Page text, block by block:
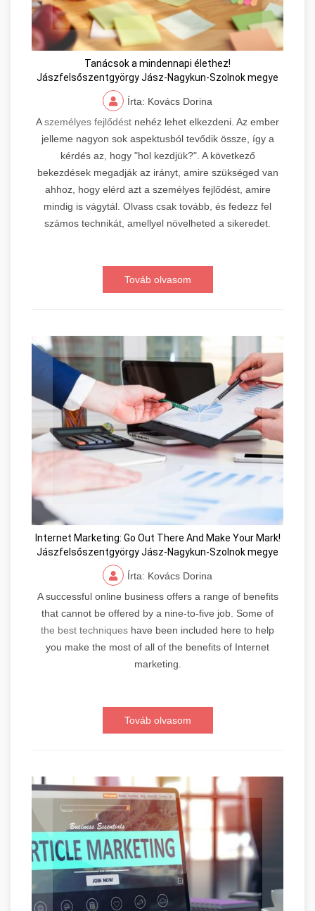
Tanácsok a mindennapi élethez!
Jászfelsőszentgyörgy Jász-Nagykun-Szolnok megye
Írta: Kovács Dorina
Aszemélyes fejlődést nehéz lehet elkezdeni. Az ember
jelleme nagyon sok aspektusból tevődik össze, így a
kérdés az, hogy "hol kezdjük?". A következő
bekezdések megadják az irányt, amire szükséged van
ahhoz, hogy elérd azt a személyes fejlődést, amire
mindig is vágytál. Olvass csak tovább, és fedezz fel
számos technikát, amellyel növelheted a sikeredet.
Továb olvasom
Internet Marketing: Go Out There And Make Your Mark!
Jászfelsőszentgyörgy Jász-Nagykun-Szolnok megye
Írta: Kovács Dorina
A successful online business offers a range of benefits
that cannot be offered by a nine-to-five job. Some of
the best techniques have been included here to help
you make the most of all of the benefits of Internet
marketing.
Továb olvasom